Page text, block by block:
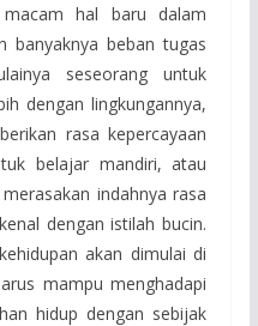
hal baru dalam
banyaknya beban tugas
seseorang untuk
dengan lingkungannya,
rasa kepercayaan
belajar mandiri, atau
indahnya rasa
dengan istilah bucin.
akan dimulai di
mampu menghadapi
hidup dengan sebijak